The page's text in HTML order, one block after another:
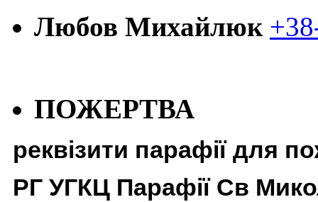
Любов Михайлюк
ПОЖЕРТВА
реквізити парафії для
РГ УГКЦ Парафії Св